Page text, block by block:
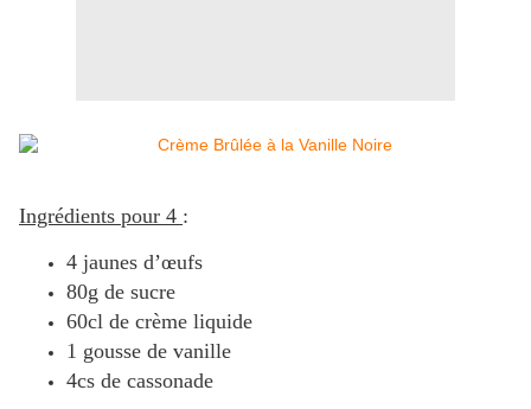
Ingrédients pour 4 :
4 jaunes d’œufs
80g de sucre
60cl de crème liquide
1 gousse de vanille
4cs de cassonade